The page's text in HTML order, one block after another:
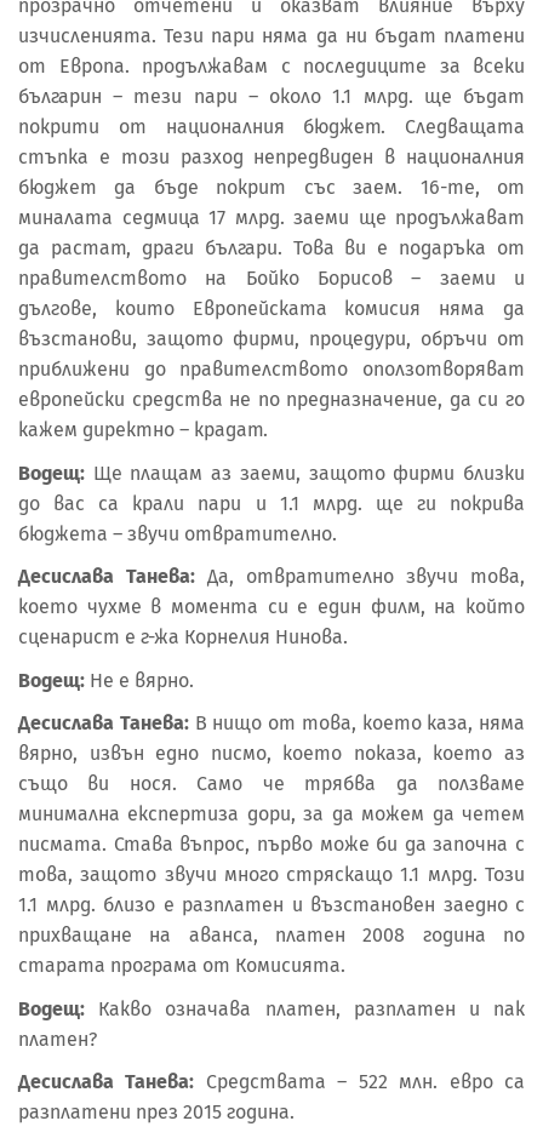
прозрачно отчетени и оказват влияние върху
изчисленията. Тези пари няма да ни бъдат платени
от Европа. продължавам с последиците за всеки
българин – тези пари – около 1.1 млрд. ще бъдат
покрити от националния бюджет. Следващата
стъпка е този разход непредвиден в националния
бюджет да бъде покрит със заем. 16-те, от
миналата седмица 17 млрд. заеми ще продължават
да растат, драги българи. Това ви е подаръка от
правителството на Бойко Борисов – заеми и
дългове, които Европейската комисия няма да
възстанови, защото фирми, процедури, обръчи от
приближени до правителството оползотворяват
европейски средства не по предназначение, да си го
кажем директно – крадат.
Водещ: Ще плащам аз заеми, защото фирми близки
до вас са крали пари и 1.1 млрд. ще ги покрива
бюджета – звучи отвратително.
Десислава Танева: Да, отвратително звучи това,
което чухме в момента си е един филм, на който
сценарист е г-жа Корнелия Нинова.
Водещ: Не е вярно.
Десислава Танева:В нищо от това, което каза, няма
вярно, извън едно писмо, което показа, което аз
също ви нося. Само че трябва да ползваме
минимална експертиза дори, за да можем да четем
писмата. Става въпрос, първо може би да започна с
това, защото звучи много стряскащо 1.1 млрд. Този
1.1 млрд. близо е разплатен и възстановен заедно с
прихващане на аванса, платен 2008 година по
старата програма от Комисията.
Водещ: Какво означава платен, разплатен и пак
платен?
Десислава Танева: Средствата – 522 млн. евро са
разплатени през 2015 година.